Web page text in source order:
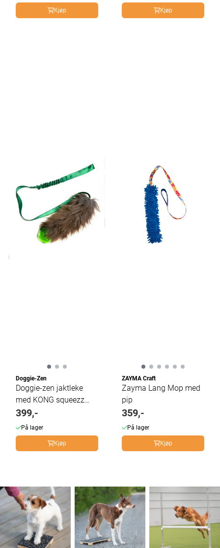
Kjøp Kjøp
Doggie-Zen
Doggie-zen jaktleke
med KONG squeezz
pipeball
399,-
På lager
Kjøp
ZAYMA Craft
Zayma Lang Mop med
pip
359,-
På lager
Kjøp